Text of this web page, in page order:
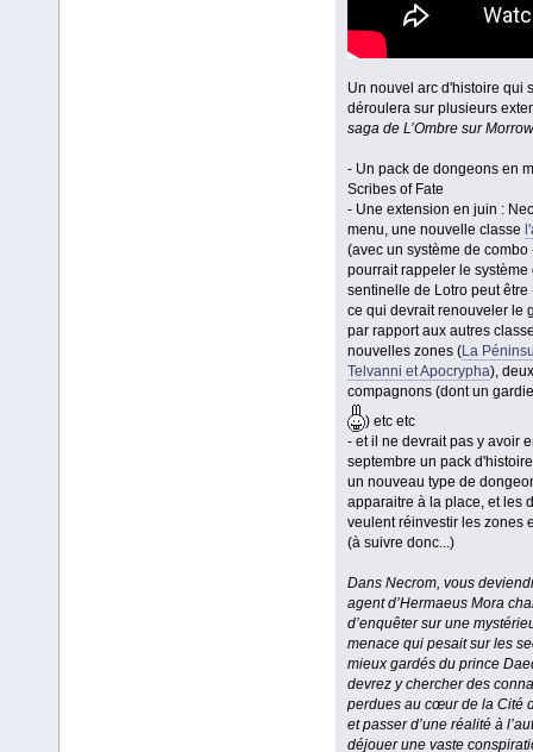
Un nouvel arc d'histoire qui
déroulera sur plusieurs
saga de L’Ombre sur
- Un pack de dongeons en
Scribes of Fate
- Une extension en juin :
menu, une nouvelle classe
(avec un système de combo
pourrait rappeler le système
sentinelle de Lotro peut être
ce qui devrait renouveler le
par rapport aux autres
nouvelles zones (La
Telvanni et Apocrypha),
compagnons (dont un
) etc etc
- et il ne devrait pas y avoir
septembre un pack
un nouveau type de
apparaitre à la place, et les
veulent réinvestir les zones
(à suivre donc...)
Dans Necrom, vous
agent d’Hermaeus Mora
d’enquêter sur une
menace qui pesait sur les
mieux gardés du prince
devrez y chercher des
perdues au cœur de la Cité
et passer d’une réalité à
déjouer une vaste